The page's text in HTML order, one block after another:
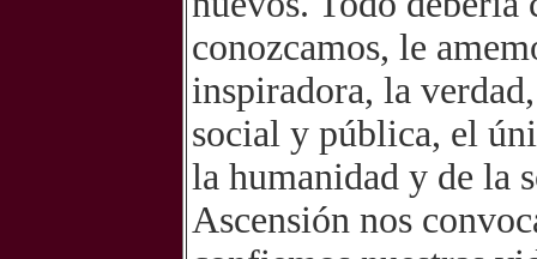
conozcamos, le
inspiradora, la
social y pública, el
la humanidad y de la
Ascensión nos